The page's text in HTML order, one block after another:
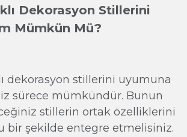
Dekorasyon Stillerini
Mümkün Mü?
dekorasyon stillerini uyumuna
sürece mümkündür. Bunun
stillerin ortak özelliklerini
bir şekilde entegre etmelisiniz.